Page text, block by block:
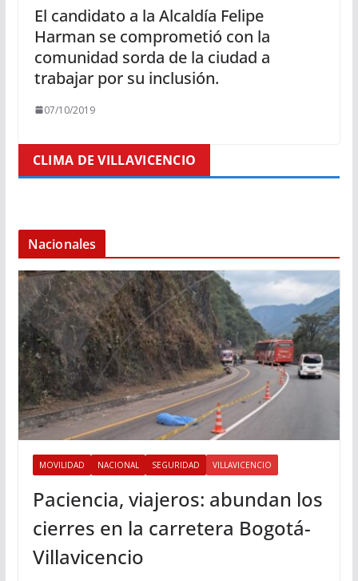
El candidato a la Alcaldía Felipe
Harman se comprometió con la
comunidad sorda de la ciudad a
trabajar por su inclusión.
07/10/2019
CLIMA DE VILLAVICENCIO
Nacionales
MOVILIDAD NACIONAL SEGURIDAD VILLAVICENCIO
Paciencia, viajeros: abundan los
cierres en la carretera Bogotá-
Villavicencio